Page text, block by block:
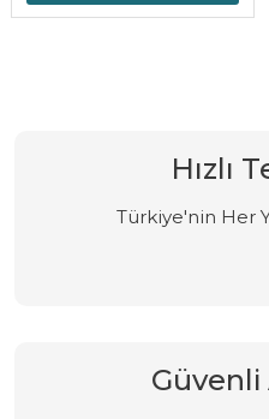
Hızlı
Türkiye'nin Her
Güvenli